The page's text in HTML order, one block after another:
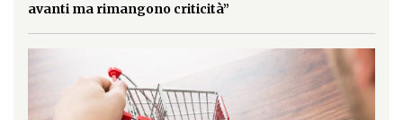
avanti ma rimangono criticità”